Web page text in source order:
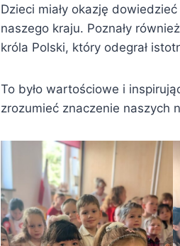
Dzieci miały okazję
naszego kraju. Poznały
króla Polski, który odegrał
To było wartościowe i
zrozumieć znaczenie naszych